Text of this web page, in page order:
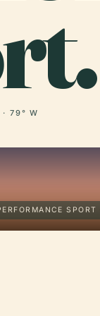
79° W
SPORT